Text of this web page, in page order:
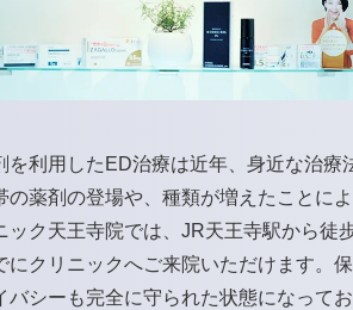
利用したED治療は近年、身近な治療
薬剤の登場や、種類が増えたことに
ク天王寺院では、JR天王寺駅から徒
クリニックへご来院いただけます。
シーも完全に守られた状態になって